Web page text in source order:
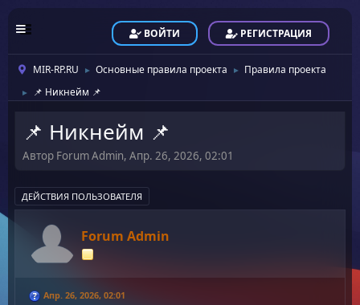
ВОЙТИ РЕГИСТРАЦИЯ
MIR-RP.RU ► Основные правила проекта ► Правила проекта
► 📌 Никнейм 📌
📌 Никнейм 📌
Автор Forum Admin, Апр. 26, 2026, 02:01
ДЕЙСТВИЯ ПОЛЬЗОВАТЕЛЯ
Forum Admin
Апр. 26, 2026, 02:01